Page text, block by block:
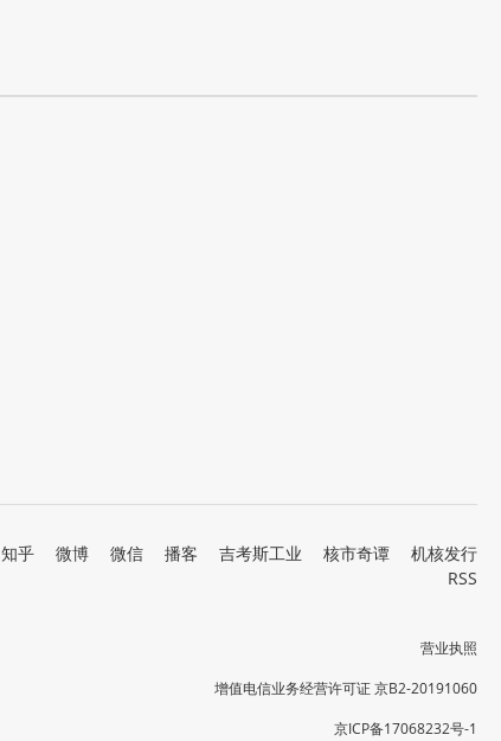
知乎 微博 微信 播客 吉考斯工业 核市奇谭
机核发行
RSS
营业执照
增值电信业务经营许可证 京B2-20191060
京ICP备17068232号-1